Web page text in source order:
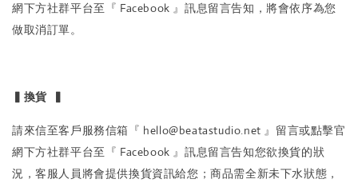
網下方社群平台至『 Facebook 』訊息留言告知，將會依序為您
做取消訂單。
▍換貨 ▍
請來信至客戶服務信箱『 hello@beatastudio.net 』留言或點擊官
網下方社群平台至『 Facebook 』訊息留言告知您欲換貨的狀
況，客服人員將會提供換貨資訊給您；商品需全新未下水狀態，